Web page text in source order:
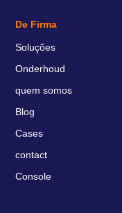
De Firma
Soluções
Onderhoud
quem somos
Blog
Cases
contact
Console